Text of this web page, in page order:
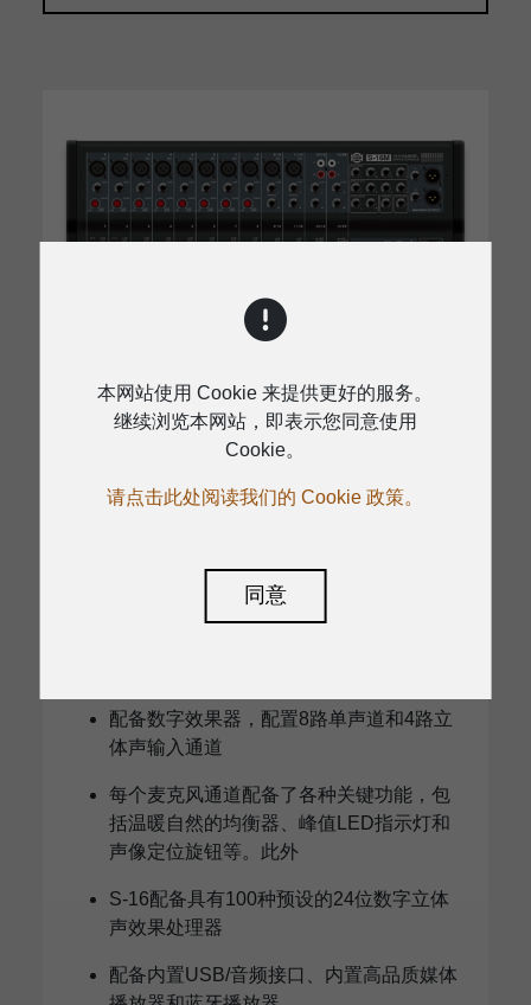
配备数字效果器，配置8路单声道和4路立
体声输入通道
每个麦克风通道配备了各种关键功能，包
括温暖自然的均衡器、峰值LED指示灯和
声像定位旋钮等。此外
S-16配备具有100种预设的24位数字立体
声效果处理器
配备内置USB/音频接口、内置高品质媒体
本网站使用 Cookie 来提供更好的服务。
继续浏览本网站，即表示您同意使用
Cookie。
请点击此处阅读我们的 Cookie 政策。
同意